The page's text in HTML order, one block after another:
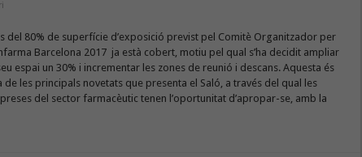
del 80% de superfície d’exposició previst pel Comitè Organitzador per
Barcelona 2017 ja està cobert, motiu pel qual s’ha decidit ampliar
espai un 30% i incrementar les zones de reunió i descans. Aquesta és
de les principals novetats que presenta el Saló, a través del qual les
del sector farmacèutic tenen l’oportunitat d’apropar-se, amb la